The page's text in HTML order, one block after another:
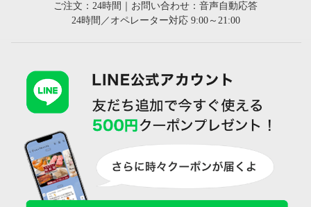
ご注文：24時間｜お問い合わせ：音声自動応答
24時間／オペレーター対応 9:00～21:00